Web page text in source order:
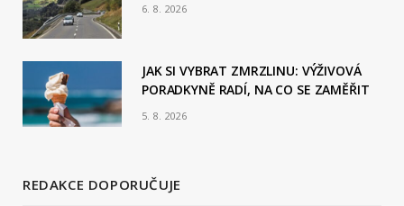
6. 8. 2026
JAK SI VYBRAT ZMRZLINU: VÝŽIVOVÁ
PORADKYNĚ RADÍ, NA CO SE ZAMĚŘIT
5. 8. 2026
REDAKCE DOPORUČUJE